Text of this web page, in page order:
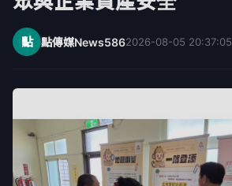
點 點傳媒News5862026-08-05 20:37:05